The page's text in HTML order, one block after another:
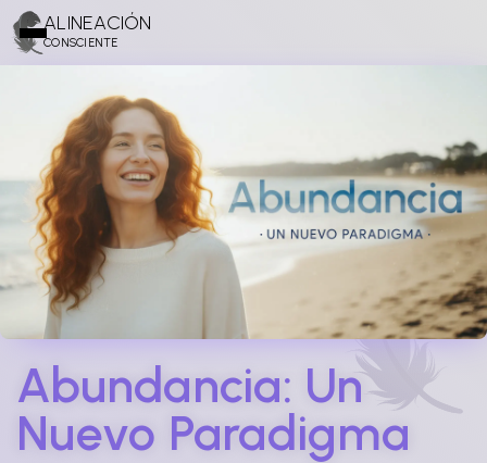
ALINEACIÓN
CONSCIENTE
Abundancia: Un
Nuevo Paradigma